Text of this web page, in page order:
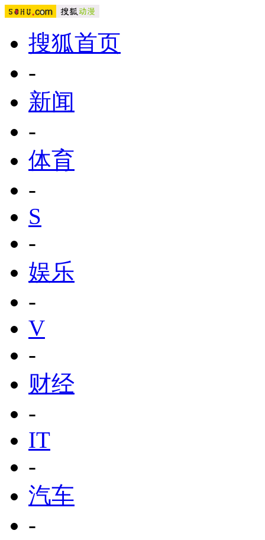
搜狐首页
-
新闻
-
体育
-
S
-
娱乐
-
V
-
财经
-
IT
-
汽车
-